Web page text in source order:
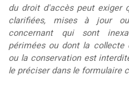
du droit d'accès peut exiger
clarifiées, mises à jour
concernant qui sont
périmées ou dont la
ou la conservation est
le préciser dans le formulaire